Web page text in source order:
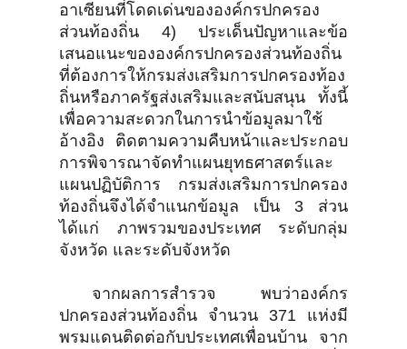
อาเซียนที่โดดเด่นขององค์กรปกครอง
ส่วนท้องถิ่น 4) ประเด็นปัญหาและข้อ
เสนอแนะขององค์กรปกครองส่วนท้องถิ่น
ที่ต้องการให้กรมส่งเสริมการปกครองท้อง
ถิ่นหรือภาครัฐส่งเสริมและสนับสนุน ทั้งนี้
เพื่อความสะดวกในการนำข้อมูลมาใช้
อ้างอิง ติดตามความคืบหน้าและประกอบ
การพิจารณาจัดทำแผนยุทธศาสตร์และ
แผนปฏิบัติการ กรมส่งเสริมการปกครอง
ท้องถิ่นจึงได้จำแนกข้อมูล เป็น 3 ส่วน
ได้แก่ ภาพรวมของประเทศ ระดับกลุ่ม
จังหวัด และระดับจังหวัด
จากผลการสำรวจ พบว่าองค์กร
ปกครองส่วนท้องถิ่น จำนวน 371 แห่งมี
พรมแดนติดต่อกับประเทศเพื่อนบ้าน จาก